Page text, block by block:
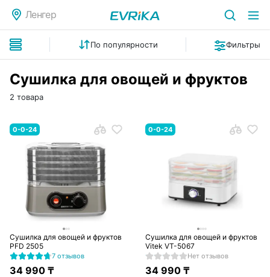
Ленгер
По популярности Фильтры
Сушилка для овощей и фруктов
2 товара
0-0-24
Сушилка для овощей и фруктов
PFD 2505
7 отзывов
34 990₸
0-0-24
Сушилка для овощей и фруктов
Vitek VT-5067
Нет отзывов
34 990 ₸